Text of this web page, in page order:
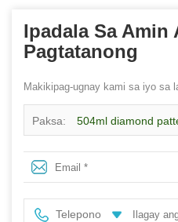
Ipadala Sa Amin
Pagtatanong
Makikipag-ugnay kami sa iyo sa
Paksa: 504ml diamond
vessels para sa paggawa ng
Telepono